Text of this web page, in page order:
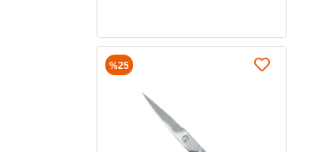
%25